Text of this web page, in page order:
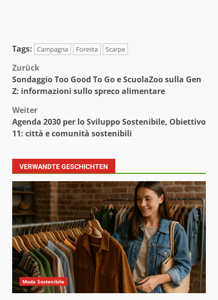
Tags: Campagna Foresta Scarpe
Beitragsnavigation
Zurück
Sondaggio Too Good To Go e ScuolaZoo sulla Gen
Z: informazioni sullo spreco alimentare
Weiter
Agenda 2030 per lo Sviluppo Sostenibile, Obiettivo
11: città e comunità sostenibili
VERWANDTE GESCHICHTEN
Moda Sostenibile